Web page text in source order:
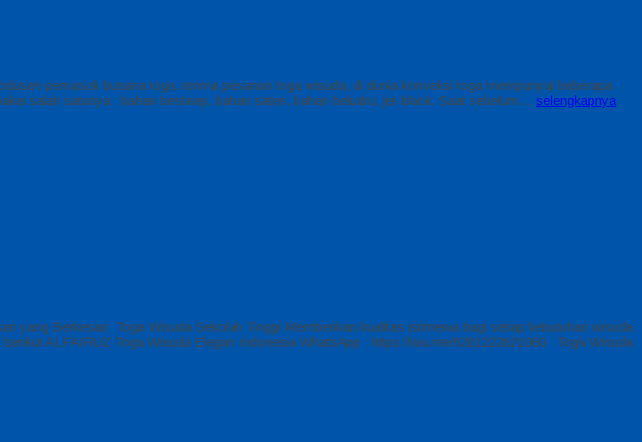
pemasok busana toga. terima pesanan toga wisuda, di dunia konveksi toga mempunyai beberapa
salah satunya : bahan bestway, bahan saten, bahan beludru, jet-black. Saat sebelum… selengkapnya
yang Berkesan Toga Wisuda Sekolah Tinggi Memberikan kualitas istimewa bagi setiap kebutuhan wisuda
ALFAIRUZ Toga Wisuda Elegan Indonesia WhatsApp : https://wa.me/6281222821060 Toga Wisuda